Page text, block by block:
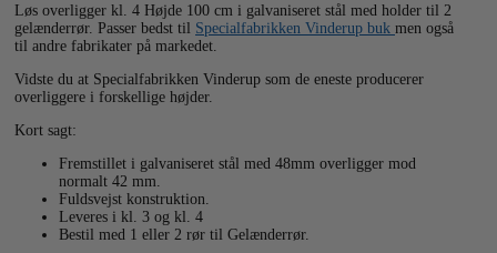
Løs overligger kl. 4 Højde 100 cm i galvaniseret stål med holder til 2
gelænderrør. Passer bedst til Specialfabrikken Vinderup buk men også
til andre fabrikater på markedet.
Vidste du at Specialfabrikken Vinderup som de eneste producerer
overliggere i forskellige højder.
Kort sagt:
Fremstillet i galvaniseret stål med 48mm overligger mod
normalt 42 mm.
Fuldsvejst konstruktion.
Leveres i kl. 3 og kl. 4
Bestil med 1 eller 2 rør til Gelænderrør.